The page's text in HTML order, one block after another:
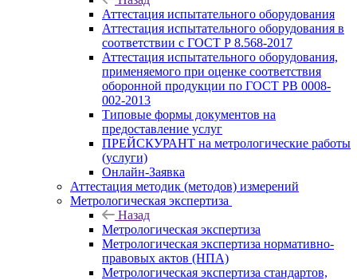
Аттестация испытательного оборудования
Аттестация испытательного оборудования в
соответствии с ГОСТ Р 8.568-2017
Аттестация испытательного оборудования,
применяемого при оценке соответствия
оборонной продукции по ГОСТ РВ 0008-
002-2013
Типовые формы документов на
предоставление услуг
ПРЕЙСКУРАНТ на метрологические работы
(услуги)
Онлайн-Заявка
Аттестация методик (методов) измерений
Метрологическая экспертиза
Назад
Метрологическая экспертиза
Метрологическая экспертиза нормативно-
правовых актов (НПА)
Метрологическая экспертиза стандартов,